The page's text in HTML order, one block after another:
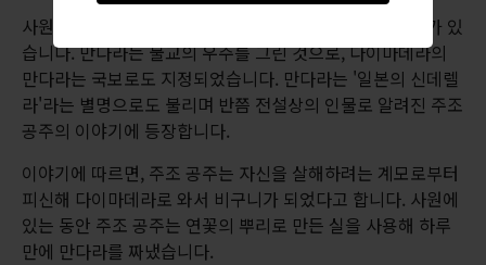
사원에는 놀라울 정도로 보존 상태가 좋고 정교한 만다라가 있
습니다. 만다라는 불교의 우주를 그린 것으로, 다이마데라의
만다라는 국보로도 지정되었습니다. 만다라는 '일본의 신데렐
라'라는 별명으로도 불리며 반쯤 전설상의 인물로 알려진 주조
공주의 이야기에 등장합니다.
이야기에 따르면, 주조 공주는 자신을 살해하려는 계모로부터
피신해 다이마데라로 와서 비구니가 되었다고 합니다. 사원에
있는 동안 주조 공주는 연꽃의 뿌리로 만든 실을 사용해 하루
만에 만다라를 짜냈습니다.